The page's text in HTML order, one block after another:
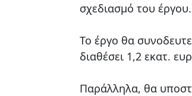
σχεδιασμό του έργου.
Το έργο θα
διαθέσει 1,2 εκατ.
Παράλληλα, θα